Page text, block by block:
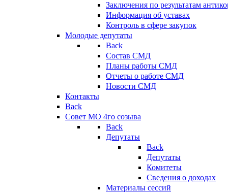
Заключения по результатам
Информация об уставах
Контроль в сфере закупок
Молодые депутаты
Back
Состав СМД
Планы работы СМД
Отчеты о работе СМД
Новости СМД
Контакты
Back
Совет МО 4го созыва
Back
Депутаты
Back
Депутаты
Комитеты
Сведения о доходах
Материалы сессий